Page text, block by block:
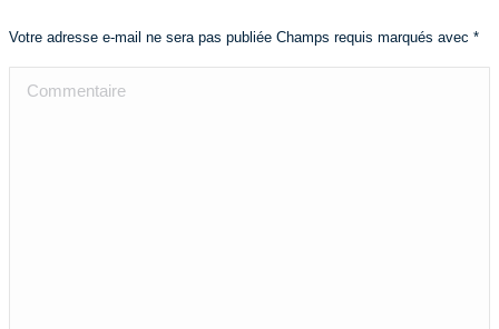
Votre adresse e-mail ne sera pas publiée Champs requis marqués avec *
Commentaire